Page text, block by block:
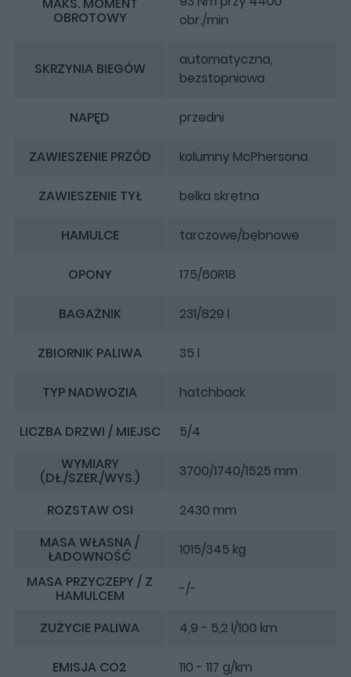
OBROTOWY
obr./min
SKRZYNIA BIEGÓW
automatyczna,
bezstopniowa
NAPĘD przedni
ZAWIESZENIE PRZÓD kolumny McPhersona
ZAWIESZENIE TYŁ belka skrętna
HAMULCE tarczowe/bębnowe
OPONY 175/60R18
BAGAŻNIK 231/829 l
ZBIORNIK PALIWA 35 l
TYP NADWOZIA hatchback
LICZBA DRZWI / MIEJSC
5/4
WYMIARY
(DŁ./SZER./WYS.) 3700/1740/1525 mm
ROZSTAW OSI
2430 mm
MASA WŁASNA /
ŁADOWNOŚĆ
1015/345 kg
MASA PRZYCZEPY / Z
HAMULCEM -/-
ZUŻYCIE PALIWA 4,9 - 5,2 l/100 km
EMISJA CO2
110 - 117 g/km